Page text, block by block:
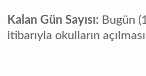
Kalan Gün Sayısı: Bugün
itibarıyla okulların